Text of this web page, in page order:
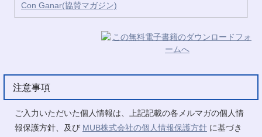
Con Ganar(協賛マガジン)
注意事項
ご入力いただいた個人情報は、上記記載の各メルマガの個人情
報保護方針、及び MUB株式会社の個人情報保護方針 に基づき